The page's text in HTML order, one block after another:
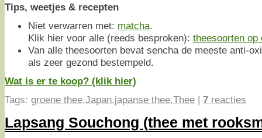
Tips, weetjes & recepten
Niet verwarren met: matcha.
Klik hier voor alle (reeds besproken): theesoorten op
Van alle theesoorten bevat sencha de meeste anti-
als zeer gezond bestempeld.
Wat is er te koop? (klik hier)
Tags: groene thee,Japan,japanse thee,Thee | 7 reacties
Lapsang Souchong (thee met